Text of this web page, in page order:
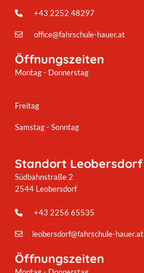
 +43 2252 48297
 office@fahrschule-hauer.at
Öffnungszeiten
Montag - Donnerstag
Freitag
Samstag - Sonntag
Standort Leobersdorf
Südbahnstraße 2
2544 Leobersdorf
 +43 2256 65535
 leobersdorf@fahrschule-hauer.at
Öffnungszeiten